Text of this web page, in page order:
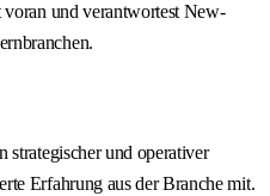
und verantwortest New-
strategischer und operativer
Erfahrung aus der Branche mit.